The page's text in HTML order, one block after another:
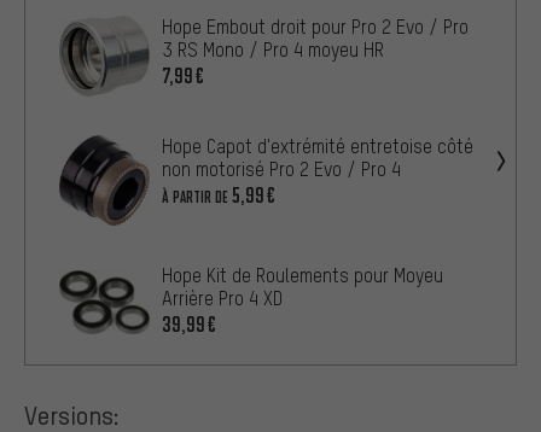
Hope Embout droit pour Pro 2 Evo / Pro
3 RS Mono / Pro 4 moyeu HR
7,99€
Hope Capot d'extrémité entretoise côté
non motorisé Pro 2 Evo / Pro 4
À PARTIR DE 5,99€
Hope Kit de Roulements pour Moyeu
Arrière Pro 4 XD
39,99€
Versions: